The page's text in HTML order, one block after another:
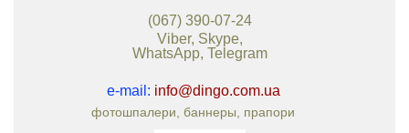
(067) 390-07-24
Viber, Skype,
WhatsApp, Telegram
e-mail: info@dingo.com.ua
фотошпалери, баннеры, прапори